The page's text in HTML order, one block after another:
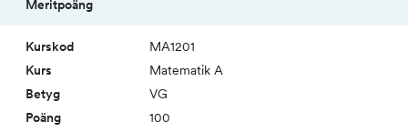
MA1201
Matematik A
VG
100